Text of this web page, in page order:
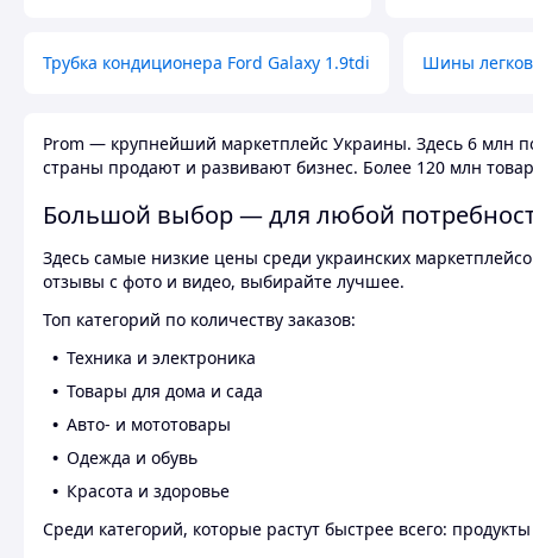
Трубка кондиционера Ford Galaxy 1.9tdi Шины
Prom — крупнейший маркетплейс Украины. Здесь 6 млн
страны продают и развивают бизнес. Более 120 млн
Большой выбор — для любой
Здесь самые низкие цены среди украинских
отзывы с фото и видео, выбирайте лучшее.
Топ категорий по количеству заказов:
Техника и электроника
Товары для дома и сада
Авто- и мототовары
Одежда и обувь
Красота и здоровье
Среди категорий, которые растут быстрее всего: